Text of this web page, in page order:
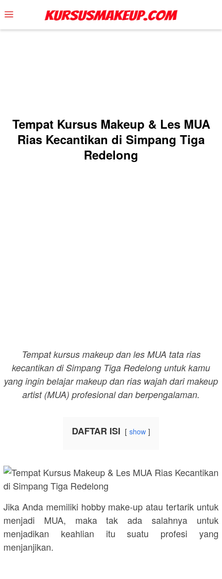
to
content
Mobile
Menu
Tempat Kursus Makeup & Les MUA
Rias Kecantikan di Simpang Tiga
Redelong
Tempat kursus makeup dan les MUA tata rias
kecantikan di Simpang Tiga Redelong untuk kamu
yang ingin belajar makeup dan rias wajah dari makeup
artist (MUA) profesional dan berpengalaman.
DAFTAR ISI show
Jika Anda memiliki hobby make-up atau tertarik untuk
menjadi MUA, maka tak ada salahnya untuk
menjadikan keahlian itu suatu profesi yang
menjanjikan.